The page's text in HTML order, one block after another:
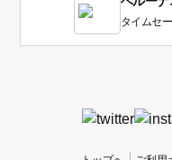
い
タイムセ